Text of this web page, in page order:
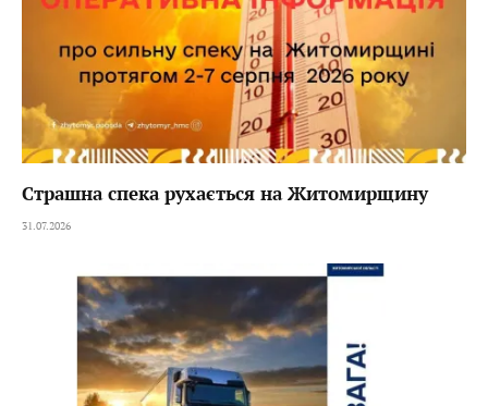
Страшна спека рухається на Житомирщину
31.07.2026